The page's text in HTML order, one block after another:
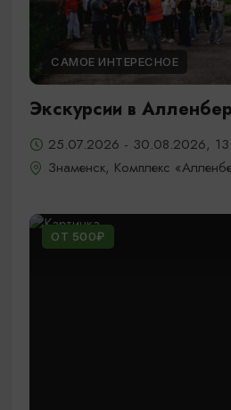
САМОЕ ИНТЕРЕСНОЕ
Экскурсии в
25.07.2026 - 30.08.2026,
Знаменск, Комплекс
ОТ 500₽